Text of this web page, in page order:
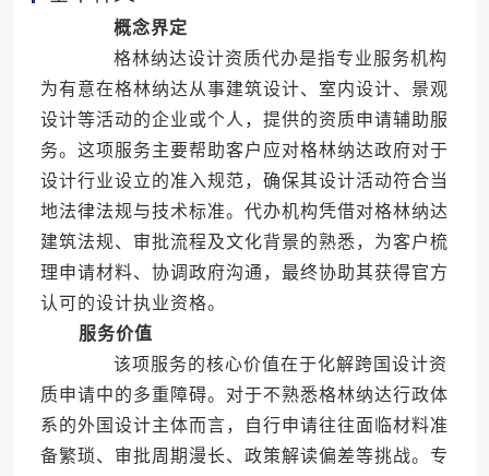
概念界定
格林纳达设计资质代办是指专业服务机构
为有意在格林纳达从事建筑设计、室内设计、景观
设计等活动的企业或个人，提供的资质申请辅助服
务。这项服务主要帮助客户应对格林纳达政府对于
设计行业设立的准入规范，确保其设计活动符合当
地法律法规与技术标准。代办机构凭借对格林纳达
建筑法规、审批流程及文化背景的熟悉，为客户梳
理申请材料、协调政府沟通，最终协助其获得官方
认可的设计执业资格。
服务价值
该项服务的核心价值在于化解跨国设计资
质申请中的多重障碍。对于不熟悉格林纳达行政体
系的外国设计主体而言，自行申请往往面临材料准
备繁琐、审批周期漫长、政策解读偏差等挑战。专